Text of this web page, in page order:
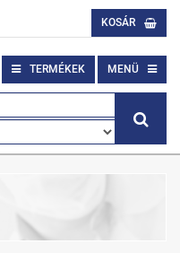
KOSÁR
TERMÉKEK MENÜ